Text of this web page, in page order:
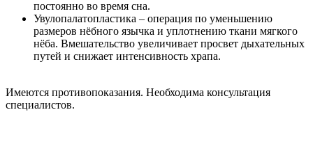
постоянно во время сна.
Увулопалатопластика – операция по уменьшению
размеров нёбного язычка и уплотнению ткани мягкого
нёба. Вмешательство увеличивает просвет дыхательных
путей и снижает интенсивность храпа.
Имеются противопоказания. Необходима консультация
специалистов.